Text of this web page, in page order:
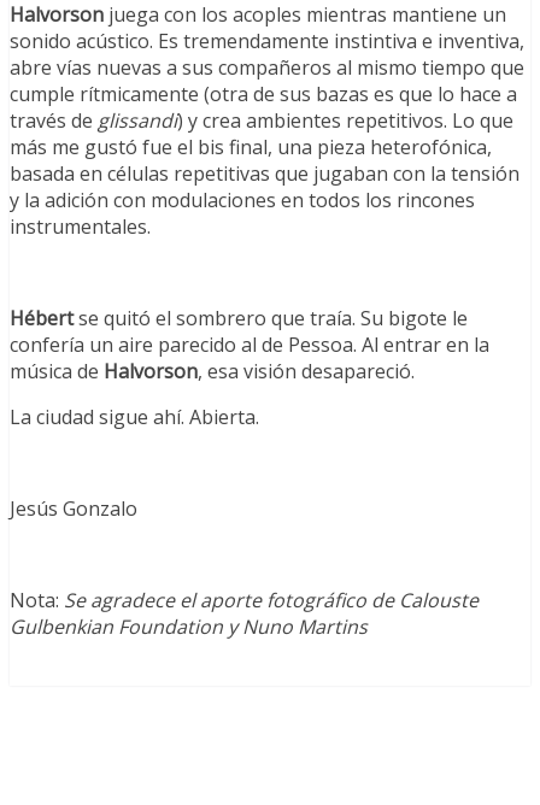
Halvorson juega con los acoples mientras mantiene un
sonido acústico. Es tremendamente instintiva e inventiva,
abre vías nuevas a sus compañeros al mismo tiempo que
cumple rítmicamente (otra de sus bazas es que lo hace a
través de glissandi) y crea ambientes repetitivos. Lo que
más me gustó fue el bis final, una pieza heterofónica,
basada en células repetitivas que jugaban con la tensión
y la adición con modulaciones en todos los rincones
instrumentales.
Hébertse quitó el sombrero que traía. Su bigote le
confería un aire parecido al de Pessoa. Al entrar en la
música de Halvorson, esa visión desapareció.
La ciudad sigue ahí. Abierta.
Jesús Gonzalo
Nota: Se agradece el aporte fotográfico de Calouste
Gulbenkian Foundation yNuno Martins